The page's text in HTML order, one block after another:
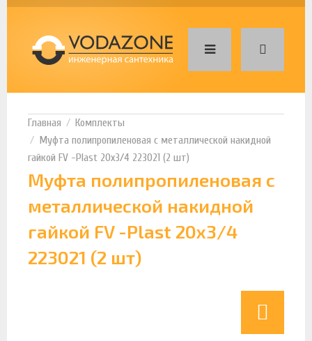
Комплекты
Муфта полипропиленовая с металлической накидной
гайкой FV -Plast 20х3/4 223021 (2 шт)
Муфта полипропиленовая с
металлической накидной
гайкой FV -Plast 20х3/4
223021 (2 шт)